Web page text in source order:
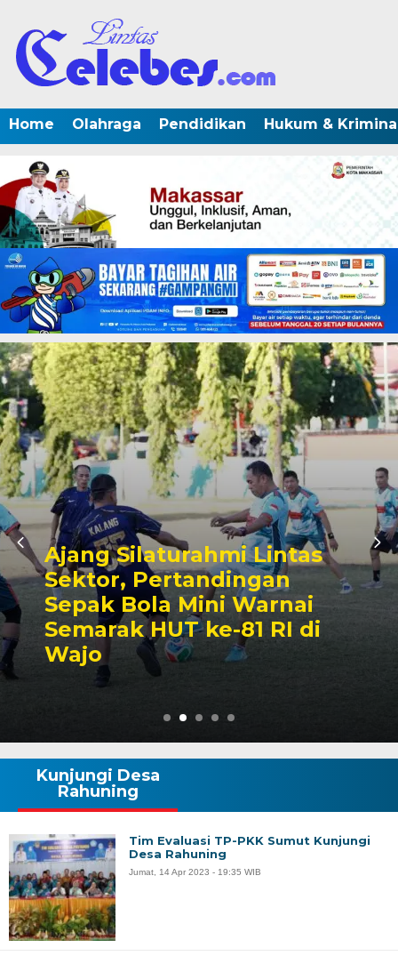
Home Olahraga Pendidikan Hukum &
Kalahkan Unsur
Forkopimda, Bupati Andi
Rosman Tampil Sebagai
Juara Lomba Makan
Kerupuk
Kunjungi Desa
Rahuning
Tim Evaluasi TP-PKK Sumut Kunjungi
Desa Rahuning
Jumat, 14 Apr 2023 - 19:35 WIB